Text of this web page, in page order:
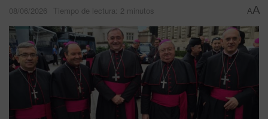
08/06/2026 Tiempo de lectura: 2 minutos AA